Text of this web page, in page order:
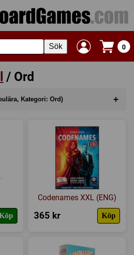
Sök 0
/ Ord
Kategori: Ord) +
Codenames XXL (ENG)
365 kr Köp